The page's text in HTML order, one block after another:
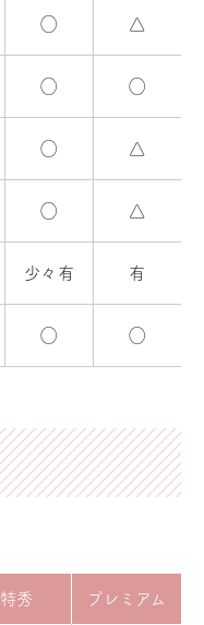
◯ △
◯ ◯
◯ △
◯ △
少々有 有
◯ ◯
特秀 プレミアム